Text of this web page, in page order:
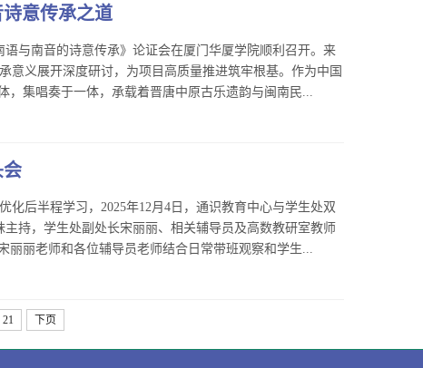
意传承之道
与南音的诗意传承》论证会在厦门华厦学院顺利召开。来
意义展开深度研讨，为项目高质量推进筑牢根基。作为中国
，集唱奏于一体，承载着晋唐中原古乐遗韵与闽南民...
后半程学习，2025年12月4日，通识教育中心与学生处双
持，学生处副处长宋丽丽、相关辅导员及高数教研室教师
丽老师和各位辅导员老师结合日常带班观察和学生...
21 下页